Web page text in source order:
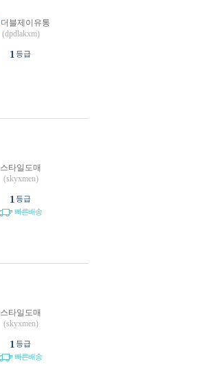
더블제이유통
(dpdlakxm)
1 등급
스타일도매
(skyxmen)
1 등급
빠른배송
스타일도매
(skyxmen)
1 등급
빠른배송